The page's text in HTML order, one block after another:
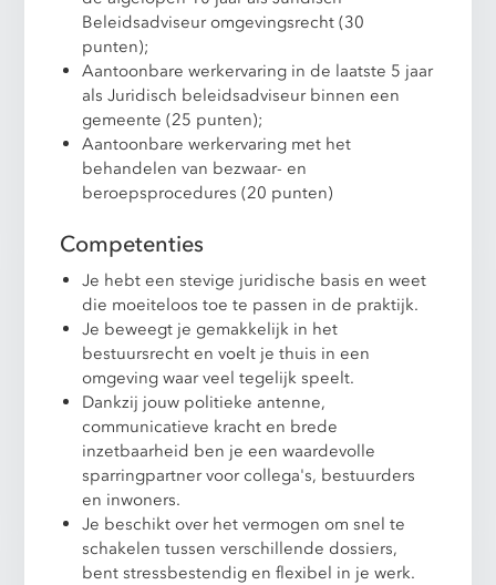
Beleidsadviseur omgevingsrecht (30
punten);
Aantoonbare werkervaring in de laatste 5 jaar
als Juridisch beleidsadviseur binnen een
gemeente (25 punten);
Aantoonbare werkervaring met het
behandelen van bezwaar- en
beroepsprocedures (20 punten)
Competenties
Je hebt een stevige juridische basis en weet
die moeiteloos toe te passen in de praktijk.
Je beweegt je gemakkelijk in het
bestuursrecht en voelt je thuis in een
omgeving waar veel tegelijk speelt.
Dankzij jouw politieke antenne,
communicatieve kracht en brede
inzetbaarheid ben je een waardevolle
sparringpartner voor collega's, bestuurders
en inwoners.
Je beschikt over het vermogen om snel te
schakelen tussen verschillende dossiers,
bent stressbestendig en flexibel in je werk.